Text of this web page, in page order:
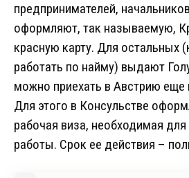
предпринимателей,
оформляют, так называемую,
красную карту. Для остальных
работать по найму) выдают
можно приехать в Австрию еще
Для этого в Консульстве
рабочая виза, необходимая
работы. Срок ее действия –